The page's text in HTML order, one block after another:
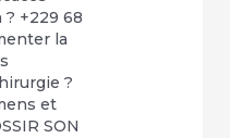
+229 68
la
?
et
SON